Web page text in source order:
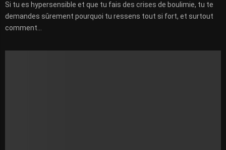
Si tu es hypersensible et que tu fais des crises de boulimie, tu te
demandes sûrement pourquoi tu ressens tout si fort, et surtout
comment...